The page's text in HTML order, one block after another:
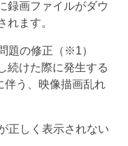
録画ファイルがダウ
れます。
題の修正（※1）
続けた際に発生する
伴う、映像描画乱れ
正しく表示されない